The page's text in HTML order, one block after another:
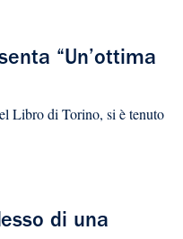
“Un’ottima
Libro di Torino, si è tenuto
di una